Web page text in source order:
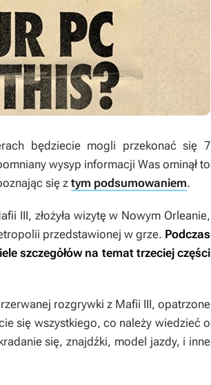
będziecie mogli przekonać się 7
wysyp informacji Was ominął to
się z tym podsumowaniem.
III, złożyła wizytę w Nowym Orleanie,
przedstawionej w grze. Podczas
szczegółów na temat trzeciej części
rozgrywki z Mafii III, opatrzone
się wszystkiego, co należy wiedzieć o
się, znajdźki, model jazdy, i inne